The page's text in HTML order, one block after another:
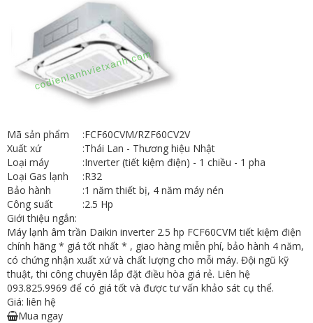
Mã sản phẩm :FCF60CVM/RZF60CV2V
Xuất xứ
:Thái Lan - Thương hiệu Nhật
Loại máy
:Inverter (tiết kiệm điện) - 1 chiều - 1 pha
Loại Gas lạnh
:R32
Bảo hành
:1 năm thiết bị, 4 năm máy nén
Công suất
:2.5 Hp
Giới thiệu ngắn:
Máy lạnh âm trần Daikin inverter 2.5 hp FCF60CVM tiết kiệm điện
chính hãng * giá tốt nhất * , giao hàng miễn phí, bảo hành 4 năm,
có chứng nhận xuất xứ và chất lượng cho mỗi máy. Đội ngũ kỹ
thuật, thi công chuyên lắp đặt điều hòa giá rẻ. Liên hệ
093.825.9969 để có giá tốt và được tư vấn khảo sát cụ thể.
Giá: liên hệ
Mua ngay